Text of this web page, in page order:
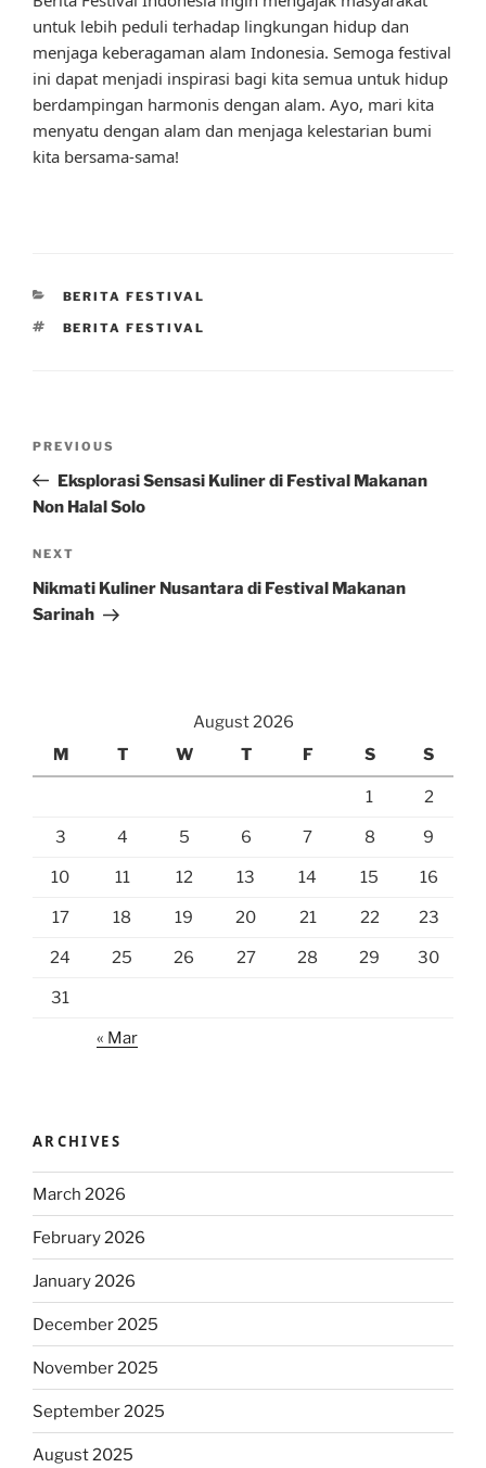
untuk lebih peduli terhadap lingkungan hidup dan
menjaga keberagaman alam Indonesia. Semoga festival
ini dapat menjadi inspirasi bagi kita semua untuk hidup
berdampingan harmonis dengan alam. Ayo, mari kita
menyatu dengan alam dan menjaga kelestarian bumi
kita bersama-sama!
CATEGORIES
BERITA FESTIVAL
TAGS
BERITA FESTIVAL
Previous
Post
PREVIOUS
Eksplorasi Sensasi Kuliner di Festival Makanan
Non Halal Solo
Next
Post
NEXT
Nikmati Kuliner Nusantara di Festival Makanan
Sarinah
August 2026
M
T W T F S S
1 2
3 4 5 6 7 8 9
10 11 12 13 14 15 16
17 18 19 20 21 22 23
24 25 26 27 28 29 30
31
« Mar
ARCHIVES
March 2026
February 2026
January 2026
December 2025
November 2025
September 2025
August 2025